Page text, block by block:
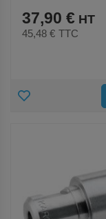
37,90 €
45,48 € TTC
AJOUTER